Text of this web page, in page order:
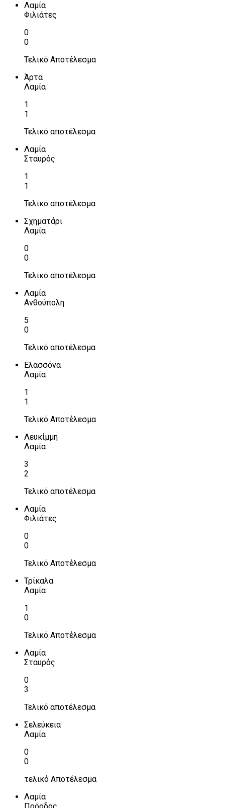
Λαμία
Φιλιάτες
0
0
Τελικό Αποτέλεσμα
Άρτα
Λαμία
1
1
Τελικό αποτέλεσμα
Λαμία
Σταυρός
1
1
Τελικό αποτέλεσμα
Σχηματάρι
Λαμία
0
0
Τελικό αποτέλεσμα
Λαμία
Ανθούπολη
5
0
Τελικό αποτέλεσμα
Ελασσόνα
Λαμία
1
1
Τελικό Αποτέλεσμα
Λευκίμμη
Λαμία
3
2
Τελικό αποτέλεσμα
Λαμία
Φιλιάτες
0
0
Τελικό Αποτέλεσμα
Τρίκαλα
Λαμία
1
0
Τελικό Αποτέλεσμα
Λαμία
Σταυρός
0
3
Τελικό αποτέλεσμα
Σελεύκεια
Λαμία
0
0
τελικό Αποτέλεσμα
Λαμία